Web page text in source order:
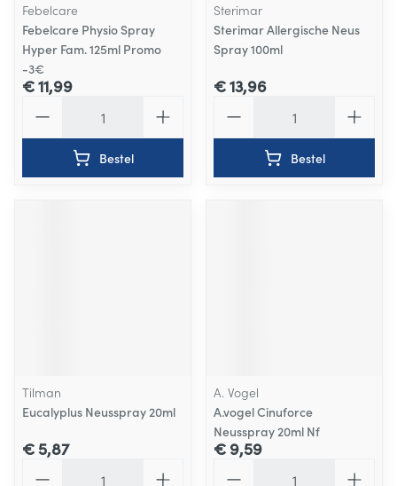
Febelcare
Febelcare Physio Spray
Hyper Fam. 125ml Promo
-3€
€ 11,99
Bestel
Sterimar
Sterimar Allergische Neus
Spray 100ml
€ 13,96
Bestel
Tilman
Eucalyplus Neusspray 20ml
€ 5,87
A. Vogel
A.vogel Cinuforce
Neusspray 20ml Nf
€ 9,59